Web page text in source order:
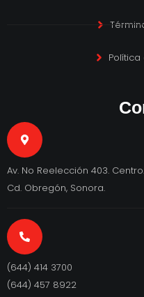
Av. No Reelección 403. Centro.
Cd. Obregón, Sonora.
(644) 414 3700
(644) 457 8922